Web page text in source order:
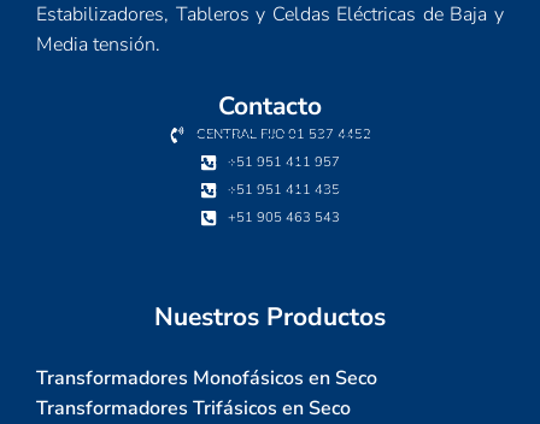
Estabilizadores, Tableros y Celdas Eléctricas de Baja y
Media tensión.
Contacto
CENTRAL FIJO 01 537 4452
+51 951 411 957
+51 951 411 435
+51 905 463 543
Nuestros Productos
Transformadores Monofásicos en Seco
Transformadores Trifásicos en Seco